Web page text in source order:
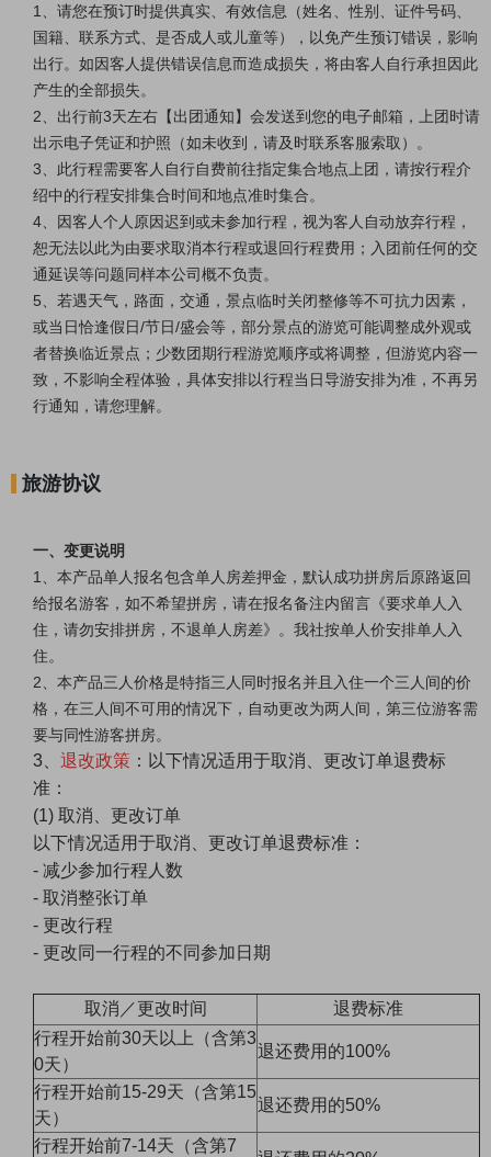
1、请您在预订时提供真实、有效信息（姓名、性别、证件号码、
国籍、联系方式、是否成人或儿童等），以免产生预订错误，影响
出行。如因客人提供错误信息而造成损失，将由客人自行承担因此
产生的全部损失。
2、出行前3天左右【出团通知】会发送到您的电子邮箱，上团时请
出示电子凭证和护照（如未收到，请及时联系客服索取）。
3、此行程需要客人自行自费前往指定集合地点上团，请按行程介
绍中的行程安排集合时间和地点准时集合。
4、因客人个人原因迟到或未参加行程，视为客人自动放弃行程，
恕无法以此为由要求取消本行程或退回行程费用； 入团前任何的交
通延误等问题同样本公司概不负责。
5、若遇天气，路面，交通，景点临时关闭整修等不可抗力因素，
或当日恰逢假日/节日/盛会等，部分景点的游览可能调整成外观或
者替换临近景点；少数团期行程游览顺序或将调整，但游览内容一
致，不影响全程体验，具体安排以行程当日导游安排为准，不再另
行通知，请您理解。
旅游协议
一、变更说明
1、本产品单人报名包含单人房差押金，默认成功拼房后原路返回
给报名游客，如不希望拼房，请在报名备注内留言《要求单人入
住，请勿安排拼房，不退单人房差》。我社按单人价安排单人入
住。
2、本产品三人价格是特指三人同时报名并且入住一个三人间的价
格，在三人间不可用的情况下，自动更改为两人间，第三位游客需
要与同性游客拼房。
3、 退改政策 ：以下情况适用于取消、更改订单退费标
准：
(1) 取消、更改订单
以下情况适用于取消、更改订单退费标准：
- 减少参加行程人数
- 取消整张订单
- 更改行程
- 更改同一行程的不同参加日期
取消／更改时间
退费标准
行程开始前30天以上（含第3
0天）
退还费用的100%
行程开始前15-29天（含第15
天）
退还费用的50%
行程开始前7-14天（含第7